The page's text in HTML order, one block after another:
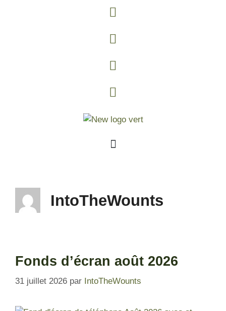
IntoTheWounts
Fonds d’écran août 2026
31 juillet 2026 par IntoTheWounts